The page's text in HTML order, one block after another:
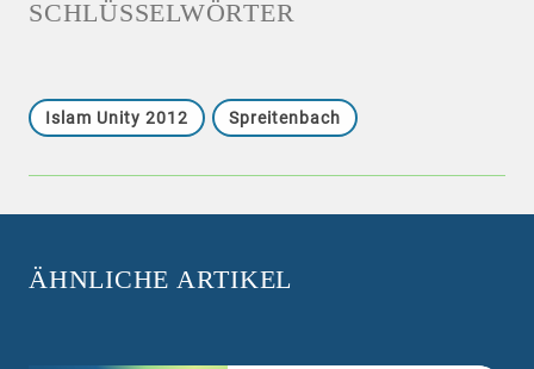
SCHLÜSSELWÖRTER
Islam Unity 2012 Spreitenbach
ÄHNLICHE ARTIKEL